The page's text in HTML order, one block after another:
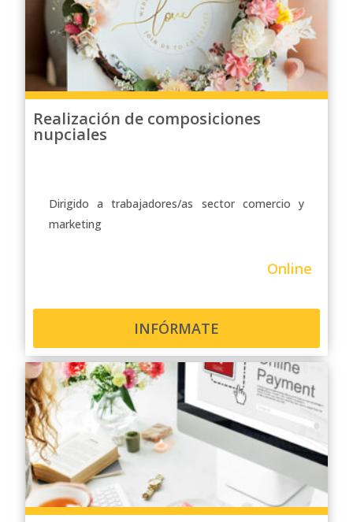
Realización de composiciones
nupciales
Dirigido a trabajadores/as sector comercio y
marketing
Online
INFÓRMATE